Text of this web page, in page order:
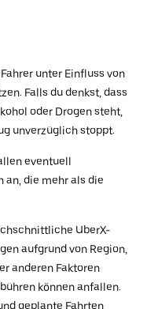
unter Einfluss von
Falls du denkst, dass
oder Drogen steht,
unverzüglich stoppt.
eventuell
die mehr als die
UberX-
aufgrund von Region,
anderen Faktoren
können anfallen.
geplante Fahrten